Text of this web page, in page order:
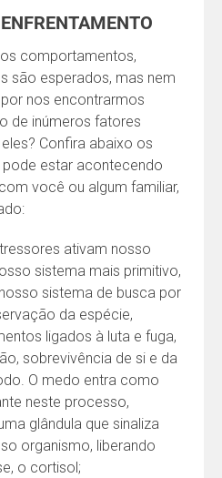
comportamentos,
são esperados, mas nem
nos encontrarmos
de inúmeros fatores
Confira abaixo os
estar acontecendo
você ou algum familiar,
ativam nosso
sistema mais primitivo,
sistema de busca por
da espécie,
ligados à luta e fuga,
sobrevivência de si e da
O medo entra como
neste processo,
glândula que sinaliza
organismo, liberando
o cortisol;